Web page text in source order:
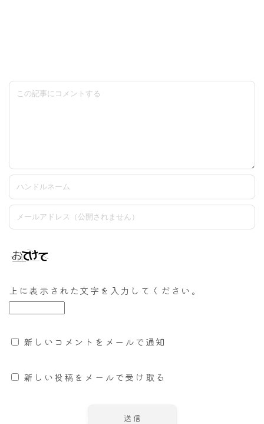
上に表示された文字を入力してください。
新しいコメントをメールで通知
新しい投稿をメールで受け取る